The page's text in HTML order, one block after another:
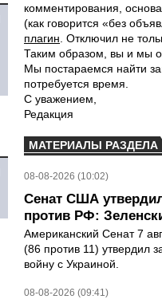
комментирования,
(как говорится «без
плагин . Отключил не
Таким образом, вы и мы
Мы постараемся найти
потребуется время.
С уважением,
Редакция
МАТЕРИАЛЫ РАЗДЕЛА
08-08-2026 (10:02)
Сенат США
против РФ:
Американский Сенат 7
(86 против 11) утвердил
войну с Украиной.
08-08-2026 (09:41)